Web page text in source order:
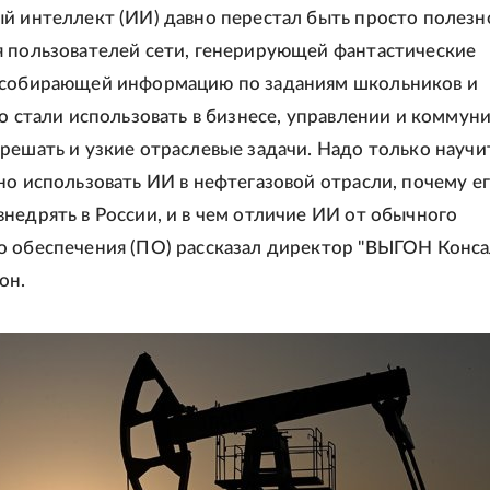
интеллект (ИИ) давно перестал быть просто
сети, генерирующей фантастические
информацию по заданиям школьников и
стали использовать в бизнесе, управлении и
и узкие отраслевые задачи. Надо только
использовать ИИ в нефтегазовой отрасли, почему
в России, и в чем отличие ИИ от обычного
обеспечения (ПО) рассказал директор "ВЫГОН